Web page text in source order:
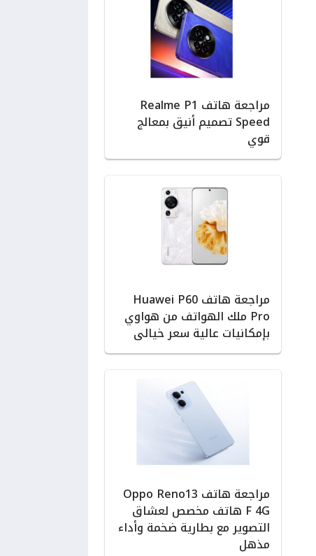
مراجعة هاتف Realme P1
Speed تصميم أنيق بمعالج
قوي
مراجعة هاتف Huawei P60
Pro ملك الهواتف من هواوي
بإمكانيات عالية سعر خيالى
مراجعة هاتف Oppo Reno13
F 4G هاتف مخصص لعشاق
التصوير مع بطارية ضخمة وأداء
مذهل